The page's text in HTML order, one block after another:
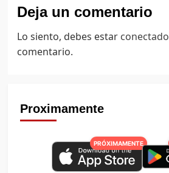
Deja un comentario
Lo siento, debes estar conectado
comentario.
Proximamente
PRÓXIMAMENTE